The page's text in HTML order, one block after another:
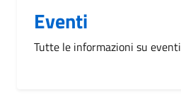
Eventi
Tutte le informazioni su eventi